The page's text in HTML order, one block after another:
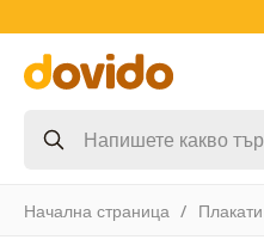
Начална страница Плакати